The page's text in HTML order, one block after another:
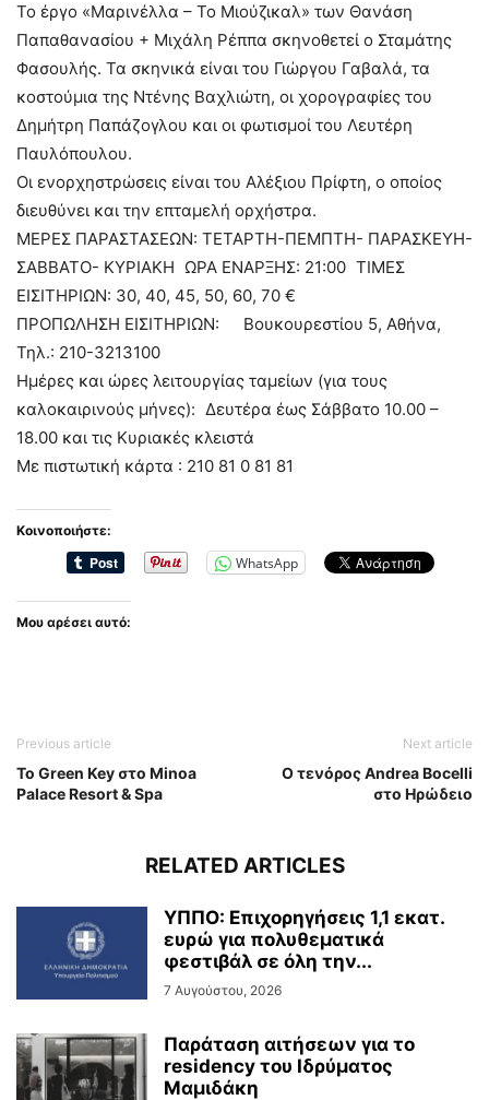
Το έργο «Μαρινέλλα – Το Μιούζικαλ» των Θανάση
Παπαθανασίου + Μιχάλη Ρέππα σκηνοθετεί ο Σταμάτης
Φασουλής. Τα σκηνικά είναι του Γιώργου Γαβαλά, τα
κοστούμια της Ντένης Βαχλιώτη, οι χορογραφίες του
Δημήτρη Παπάζογλου και οι φωτισμοί του Λευτέρη
Παυλόπουλου.
Οι ενορχηστρώσεις είναι του Αλέξιου Πρίφτη, ο οποίος
διευθύνει και την επταμελή ορχήστρα.
ΜΕΡΕΣ ΠΑΡΑΣΤΑΣΕΩΝ: ΤΕΤΑΡΤΗ-ΠΕΜΠΤΗ- ΠΑΡΑΣΚΕΥΗ-
ΣΑΒΒΑΤΟ- ΚΥΡΙΑΚΗ ΩΡΑ ΕΝΑΡΞΗΣ: 21:00 ΤΙΜΕΣ
ΕΙΣΙΤΗΡΙΩΝ: 30, 40, 45, 50, 60, 70 €
ΠΡΟΠΩΛΗΣΗ ΕΙΣΙΤΗΡΙΩΝ: Βουκουρεστίου 5, Αθήνα,
Τηλ.: 210-3213100
Ημέρες και ώρες λειτουργίας ταμείων (για τους
καλοκαιρινούς μήνες): Δευτέρα έως Σάββατο 10.00 –
18.00 και τις Κυριακές κλειστά
Με πιστωτική κάρτα : 210 81 0 81 81
Κοινοποιήστε:
WhatsApp
Μου αρέσει αυτό:
Previous article
Το Green Key στο Minoa
Palace Resort & Spa
Next article
Ο τενόρος Andrea Bocelli
στο Ηρώδειο
RELATED ARTICLES
ΥΠΠΟ: Επιχορηγήσεις 1,1 εκατ.
ευρώ για πολυθεματικά
φεστιβάλ σε όλη την...
7 Αυγούστου, 2026
Παράταση αιτήσεων για το
residency του Ιδρύματος
Μαμιδάκη